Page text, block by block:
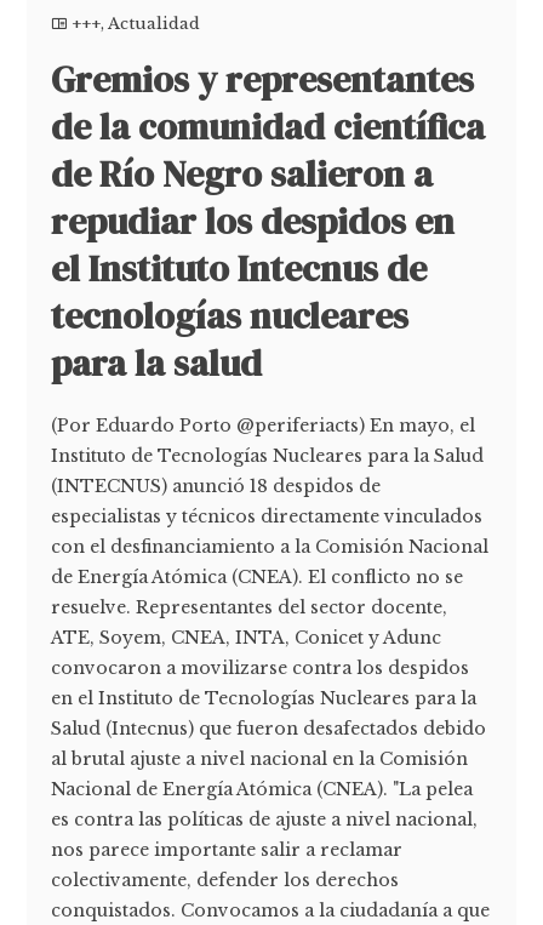
+++,Actualidad
Gremios y representantes
de la comunidad científica
de Río Negro salieron a
repudiar los despidos en
el Instituto Intecnus de
tecnologías nucleares
para la salud
(Por Eduardo Porto @periferiacts) En mayo, el
Instituto de Tecnologías Nucleares para la Salud
(INTECNUS) anunció 18 despidos de
especialistas y técnicos directamente vinculados
con el desfinanciamiento a la Comisión Nacional
de Energía Atómica (CNEA). El conflicto no se
resuelve. Representantes del sector docente,
ATE, Soyem, CNEA, INTA, Conicet y Adunc
convocaron a movilizarse contra los despidos
en el Instituto de Tecnologías Nucleares para la
Salud (Intecnus) que fueron desafectados debido
al brutal ajuste a nivel nacional en la Comisión
Nacional de Energía Atómica (CNEA). "La pelea
es contra las políticas de ajuste a nivel nacional,
nos parece importante salir a reclamar
colectivamente, defender los derechos
conquistados. Convocamos a la ciudadanía a que